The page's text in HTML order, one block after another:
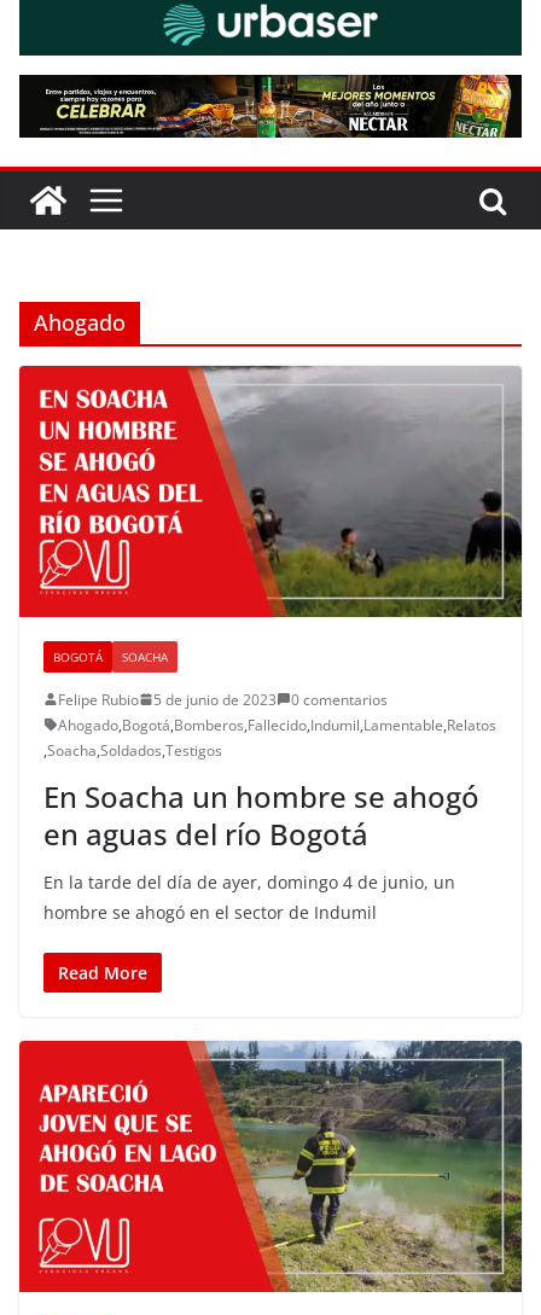
Ahogado
BOGOTÁ SOACHA
Felipe Rubio 5 de junio de 2023
0 comentarios
Ahogado,Bogotá,Bomberos,Fallecido,Indumil,Lamentable,Relatos
,Soacha,Soldados,Testigos
En Soacha un hombre se ahogó
en aguas del río Bogotá
En la tarde del día de ayer, domingo 4 de junio, un
hombre se ahogó en el sector de Indumil
Read More